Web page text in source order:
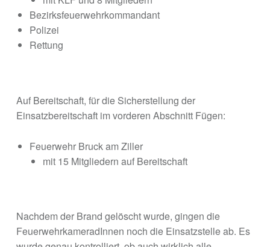
Bezirksfeuerwehrkommandant
Polizei
Rettung
Auf Bereitschaft, für die Sicherstellung der
Einsatzbereitschaft im vorderen Abschnitt Fügen:
Feuerwehr Bruck am Ziller
mit 15 Mitgliedern auf Bereitschaft
Nachdem der Brand gelöscht wurde, gingen die
FeuerwehrkameradInnen noch die Einsatzstelle ab. Es